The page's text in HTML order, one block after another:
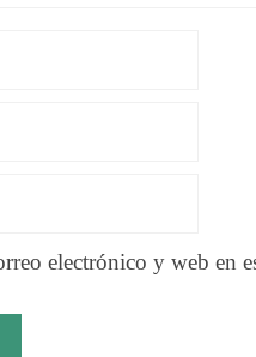
electrónico y web en